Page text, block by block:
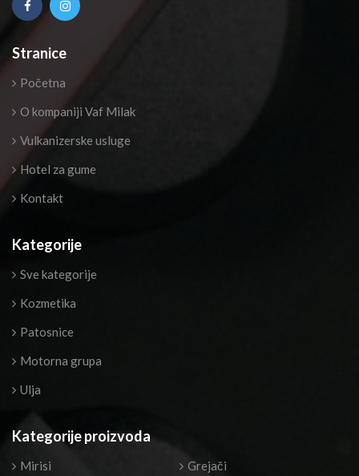
Stranice
Početna
O kompaniji Vaf Milak
Vulkanizerske usluge
Hotel za gume
Kontakt
Kategorije
Sve kategorije
Kozmetika
Patosnice
Motorna grupa
Ulja
Kategorije proizvoda
Mirisi Grejači